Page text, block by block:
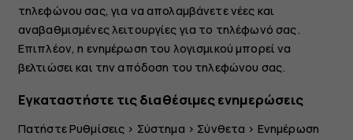
τηλεφώνου σας, για να απολαμβάνετε νέες και
αναβαθμισμένες λειτουργίες για το τηλέφωνό σας.
Επιπλέον, η ενημέρωση του λογισμικού μπορεί να
βελτιώσει και την απόδοση του τηλεφώνου σας.
Εγκαταστήστε τις διαθέσιμες ενημερώσεις
ΠατήστεΡυθμίσεις > Σύστημα > Σύνθετα > Ενημέρωση